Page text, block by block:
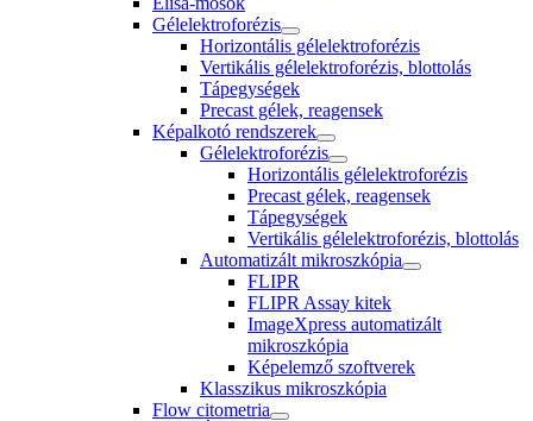
Gélelektroforézis
Horizontális gélelektroforézis
Vertikális gélelektroforézis, blottolás
Tápegységek
Precast gélek, reagensek
Képalkotó rendszerek
Gélelektroforézis
Horizontális gélelektroforézis
Precast gélek, reagensek
Tápegységek
Vertikális gélelektroforézis, blottolás
Automatizált mikroszkópia
FLIPR
FLIPR Assay kitek
ImageXpress automatizált
mikroszkópia
Képelemző szoftverek
Klasszikus mikroszkópia
Flow citometria